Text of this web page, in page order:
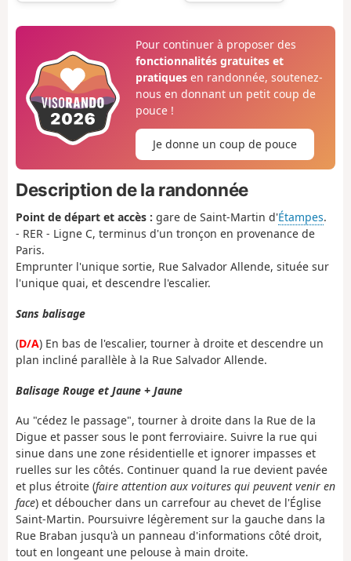
Pour continuer à proposer des
fonctionnalités gratuites et
pratiquesen randonnée, soutenez-
nous en donnant un petit coup de
pouce !
Je donne un coup de pouce
Description de la randonnée
Point de départ et accès : gare de Saint-Martin d'Étampes.
- RER - Ligne C, terminus d'un tronçon en provenance de
Paris.
Emprunter l'unique sortie, Rue Salvador Allende, située sur
l'unique quai, et descendre l'escalier.
Sans balisage
(D/A) En bas de l'escalier, tourner à droite et descendre un
plan incliné parallèle à la Rue Salvador Allende.
Balisage Rouge et Jaune + Jaune
Au "cédez le passage", tourner à droite dans la Rue de la
Digue et passer sous le pont ferroviaire. Suivre la rue qui
sinue dans une zone résidentielle et ignorer impasses et
ruelles sur les côtés. Continuer quand la rue devient pavée
et plus étroite (faire attention aux voitures qui peuvent venir en
face) et déboucher dans un carrefour au chevet de l'Église
Saint-Martin. Poursuivre légèrement sur la gauche dans la
Rue Braban jusqu'à un panneau d'informations côté droit,
tout en longeant une pelouse à main droite.